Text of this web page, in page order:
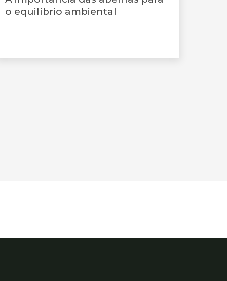
o equilíbrio ambiental